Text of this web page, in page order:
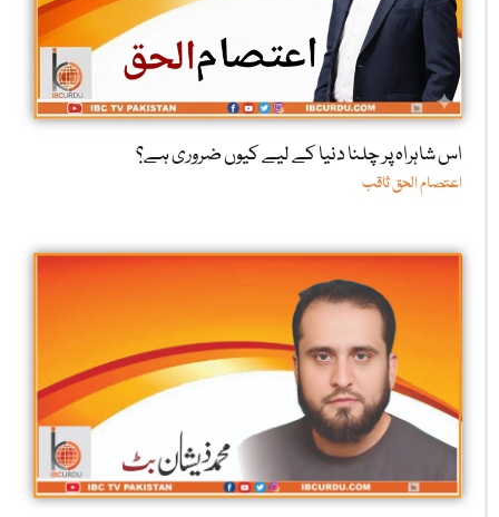
اس شاہراہ پر چلنا دنیا کے لیے کیوں ضروری ہے؟
اعتصام الحق ثاقب